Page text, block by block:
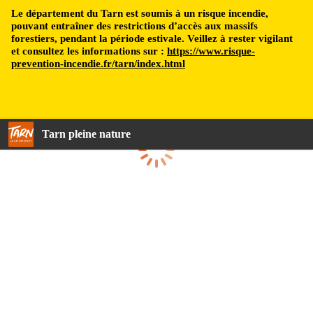
Le département du Tarn est soumis à un risque incendie,
pouvant entraîner des restrictions d’accès aux massifs
forestiers, pendant la période estivale. Veillez à rester vigilant
et consultez les informations sur : https://www.risque-
prevention-incendie.fr/tarn/index.html
Tarn pleine nature
Chargement